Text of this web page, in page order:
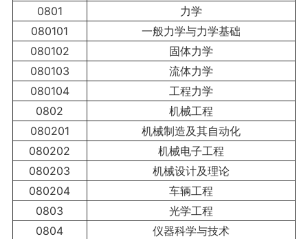
0801
力学
080101
一般力学与力学基础
080102
固体力学
080103
流体力学
080104
工程力学
0802
机械工程
080201
机械制造及其自动化
080202
机械电子工程
080203
机械设计及理论
080204
车辆工程
0803
光学工程
0804
仪器科学与技术